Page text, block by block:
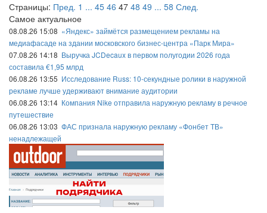
Страницы: Пред. 1 ... 45 46 47 48 49 ... 58 След.
Самое актуальное
08.08.26 15:08 «Яндекс» займётся размещением рекламы на
медиафасаде на здании московского бизнес-центра «Парк Мира»
07.08.26 14:18 Выручка JCDecaux в первом полугодии 2026 года
составила €1,95 млрд
06.08.26 13:55 Исследование Russ: 10-секундные ролики в наружной
рекламе лучше удерживают внимание аудитории
06.08.26 13:14 Компания Nike отправила наружную рекламу в речное
путешествие
06.08.26 13:03 ФАС признала наружную рекламу «Фонбет ТВ»
ненадлежащей